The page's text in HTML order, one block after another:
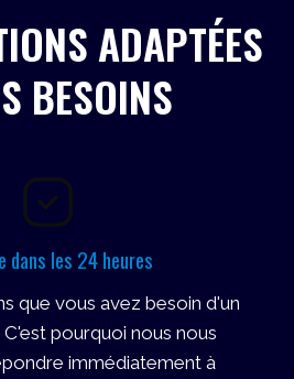
ADAPTÉES
BESOINS
dans les 24 heures
que vous avez besoin d'un
pourquoi nous nous
immédiatement à